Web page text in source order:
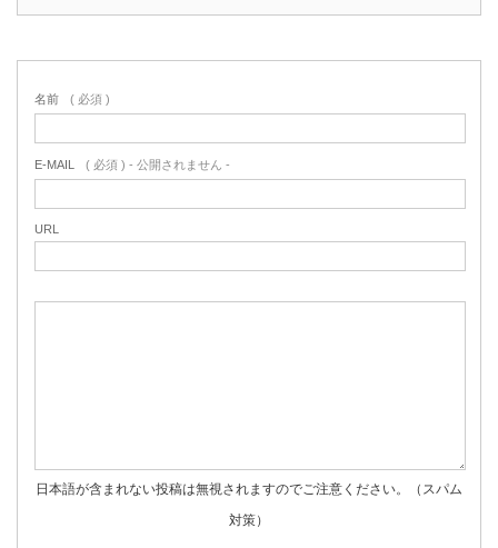
名前 ( 必須 )
E-MAIL ( 必須 ) - 公開されません -
URL
日本語が含まれない投稿は無視されますのでご注意ください。（スパム
対策）